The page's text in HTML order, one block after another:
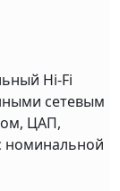
Hi-Fi
сетевым
ЦАП,
номинальной